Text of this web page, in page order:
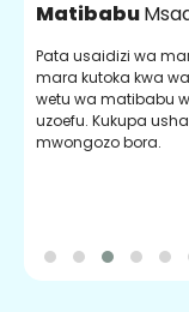
Matibabu
Pata usaidizi wa
mara kutoka kwa
wetu wa matibabu
uzoefu. Kukupa
mwongozo bora.